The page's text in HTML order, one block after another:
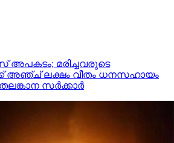
അപകടം; മരിച്ചവരുടെ
അഞ്ച് ലക്ഷം വീതം ധനസഹായം
സര്‍ക്കാര്‍